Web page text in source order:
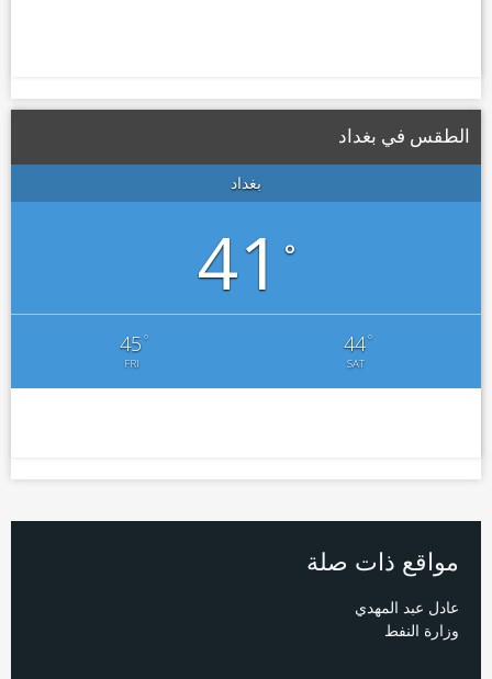
الطقس في بغداد
بغداد
41 °
45°
FRI
44°
SAT
مواقع ذات صلة
عادل عبد المهدي
وزارة النفط